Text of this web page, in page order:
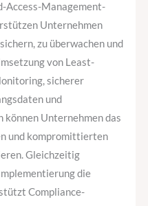
Access-Management-
Unternehmen
zu überwachen und
von Least-
sicherer
und
Unternehmen das
und kompromittierten
Gleichzeitig
die
Compliance-